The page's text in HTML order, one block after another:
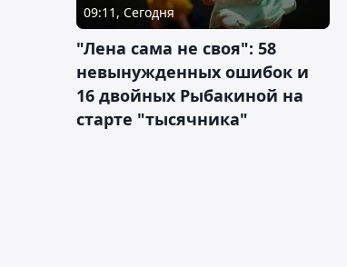
09:11, Сегодня
"Лена сама не своя": 58
невынужденных ошибок и
16 двойных Рыбакиной на
старте "тысячника"